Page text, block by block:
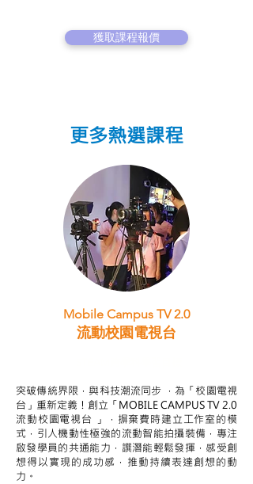
獲取課程報價
更多熱選課程
Mobile Campus TV 2.0
流動校園電視台
突破傳統界限，與科技潮流同步 ，為「校園電視
台」重新定義！創立「MOBILE CAMPUS TV 2.0
流動校園電視台 」，摒棄費時建立工作室的模
式，引人機動性極強的流動智能拍攝裝備，專注
啟發學員的共通能力，譔潛能輕鬆發揮，感受創
想得以實現的成功感，推動持續表達創想的動
力。